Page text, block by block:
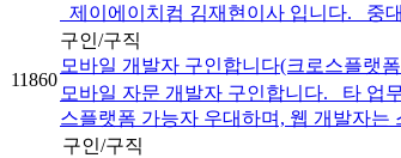
제이에이치컴 김재현이사 입니다. 중
11860
구인/구직
모바일 개발자 구인합니다(크로스플랫
모바일 자문 개발자 구인합니다. 타 업
스플랫폼 가능자 우대하며, 웹 개발자
구인/구직